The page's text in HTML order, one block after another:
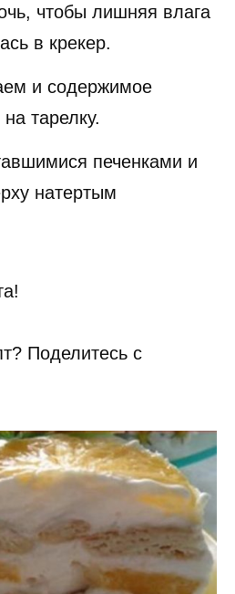
чтобы лишняя влага
в крекер.
и содержимое
тарелку.
печенками и
натертым
Поделитесь с